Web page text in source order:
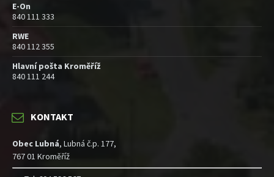
E-On
840 111 333
RWE
840 112 355
Hlavní pošta Kroměříž
840 111 244
KONTAKT
Obec Lubná, Lubná č.p. 177,
767 01 Kroměříž